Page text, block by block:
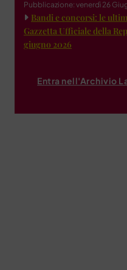
Pubblicazione: venerdì 26
Bandi e concorsi: le
Gazzetta Ufficiale della
giugno 2026
Entra nell'Archivio